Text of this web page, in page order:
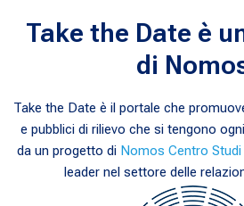
Take the Date è
di
Take the Date è il portale che
e pubblici di rilievo che si tengono
da un progetto di Nomos Centro
leader nel settore delle